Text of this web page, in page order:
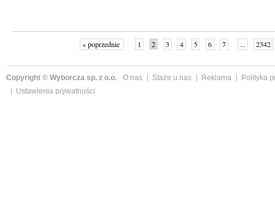
« poprzednie 1 2 3 4 5 6 7 ... 2342
Copyright © Wyborcza sp. z o.o. O nas Staże u nas Reklama
Polityka
Ustawienia prywatności